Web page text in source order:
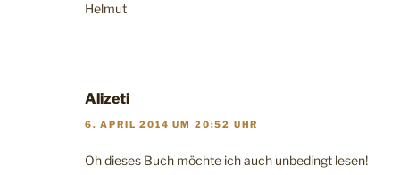
Helmut
Alizeti
6. APRIL 2014 UM 20:52 UHR
Oh dieses Buch möchte ich auch unbedingt lesen!